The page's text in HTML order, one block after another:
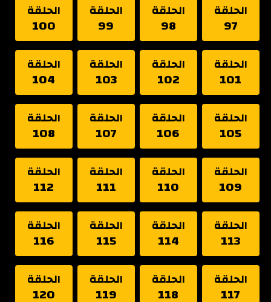
الحلقة
97
الحلقة
98
الحلقة
99
الحلقة
100
الحلقة
101
الحلقة
102
الحلقة
103
الحلقة
104
الحلقة
105
الحلقة
106
الحلقة
107
الحلقة
108
الحلقة
109
الحلقة
110
الحلقة
111
الحلقة
112
الحلقة
113
الحلقة
114
الحلقة
115
الحلقة
116
الحلقة
117
الحلقة
118
الحلقة
119
الحلقة
120